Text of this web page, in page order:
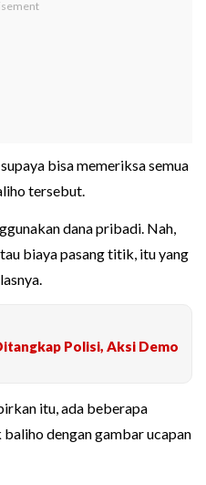
bisa memeriksa semua
tersebut.
dana pribadi. Nah,
biaya pasang titik, itu yang
Polisi, Aksi Demo
itu, ada beberapa
dengan gambar ucapan